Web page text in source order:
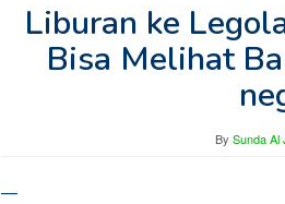
Liburan ke
Bisa Melihat
By Sunda Al
—